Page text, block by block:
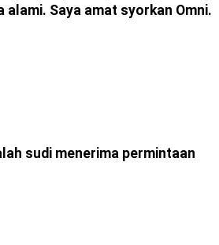
Saya amat syorkan Omni.
sudi menerima permintaan